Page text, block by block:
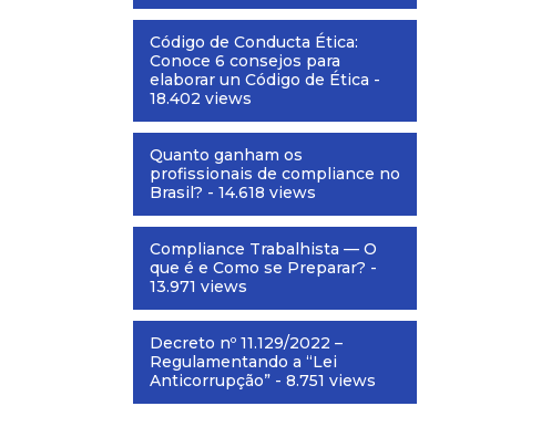
Código de Conducta Ética:
Conoce 6 consejos para
elaborar un Código de Ética -
18.402 views
Quanto ganham os
profissionais de compliance no
Brasil? - 14.618 views
Compliance Trabalhista — O
que é e Como se Preparar? -
13.971 views
Decreto nº 11.129/2022 –
Regulamentando a “Lei
Anticorrupção” - 8.751 views